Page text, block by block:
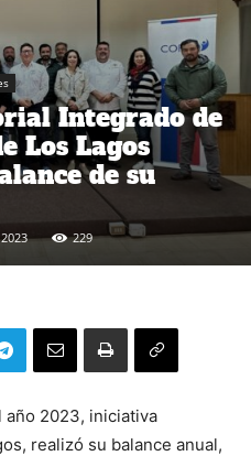
Integrado de
Los Lagos
de su
229
año 2023, iniciativa
realizó su balance anual,